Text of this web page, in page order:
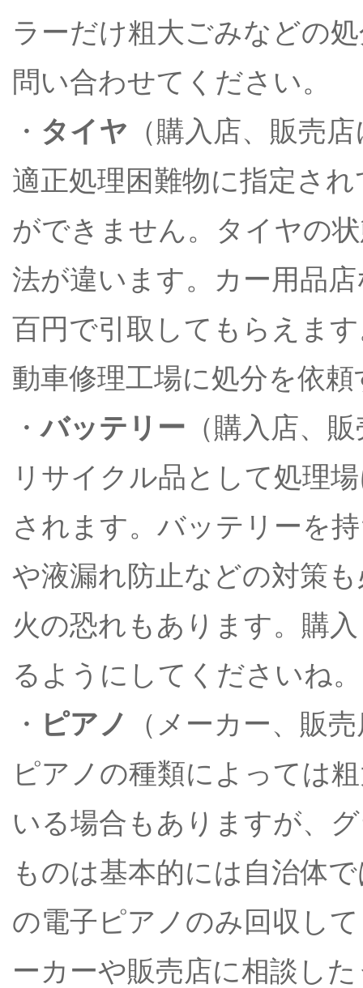
ラーだけ粗大ごみなどの
問い合わせてください。
・ タイヤ （購入店、販売
適正処理困難物に指定さ
ができません。タイヤの
法が違います。カー用品
百円で引取してもらえま
動車修理工場に処分を依
・バッテリー （購入店、
リサイクル品として処理
されます。バッテリーを
や液漏れ防止などの対策
火の恐れもあります。購
るようにしてくださいね。
・ ピアノ
（メーカー、販
ピアノの種類によっては
いる場合もありますが、
ものは基本的には自治体
の電子ピアノのみ回収し
ーカーや販売店に相談し